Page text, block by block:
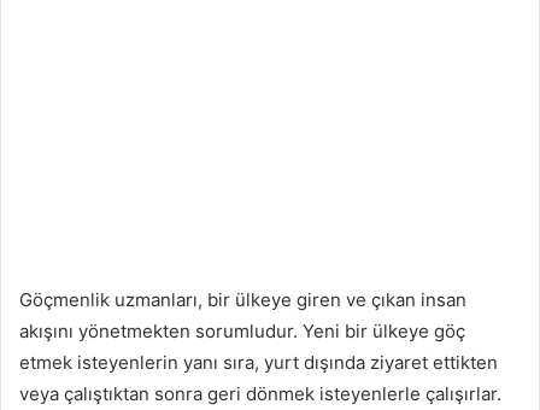
Göçmenlik uzmanları, bir ülkeye giren ve çıkan insan
akışını yönetmekten sorumludur. Yeni bir ülkeye göç
etmek isteyenlerin yanı sıra, yurt dışında ziyaret ettikten
veya çalıştıktan sonra geri dönmek isteyenlerle çalışırlar.